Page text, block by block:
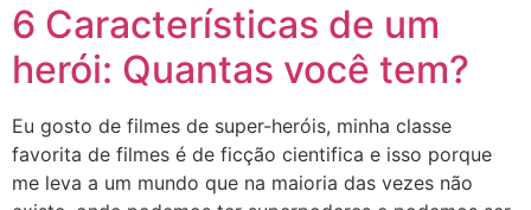
6 Características de um
herói: Quantas você tem?
Eu gosto de filmes de super-heróis, minha classe
favorita de filmes é de ficção cientifica e isso porque
me leva a um mundo que na maioria das vezes não